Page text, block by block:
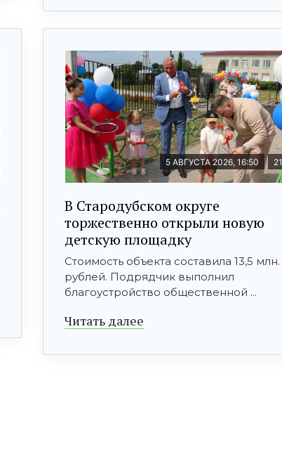
5 АВГУСТА 2026, 16:50 21
В Стародубском округе
торжественно открыли новую
детскую площадку
Стоимость объекта составила 13,5 млн.
рублей. Подрядчик выполнил
благоустройство общественной ...
Читать далее